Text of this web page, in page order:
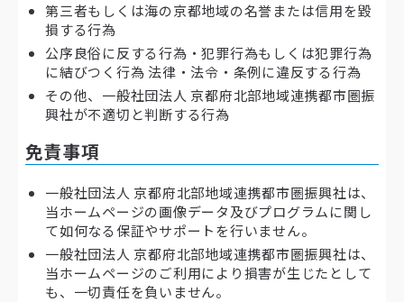
第三者もしくは海の京都地域の名誉または信用を毀
損する行為
公序良俗に反する行為・犯罪行為もしくは犯罪行為
に結びつく行為 法律・法令・条例に違反する行為
その他、一般社団法人 京都府北部地域連携都市圏振
興社が不適切と判断する行為
免責事項
一般社団法人 京都府北部地域連携都市圏振興社は、
当ホームページの画像データ及びプログラムに関し
て如何なる保証やサポートを行いません。
一般社団法人 京都府北部地域連携都市圏振興社は、
当ホームページのご利用により損害が生じたとして
も、一切責任を負いません。